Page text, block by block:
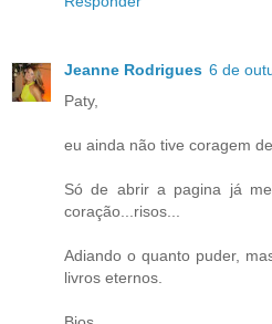
Jeanne Rodrigues 6 de
Paty,
eu ainda não tive coragem
Só de abrir a pagina já
coração...risos...
Adiando o quanto puder,
livros eternos.